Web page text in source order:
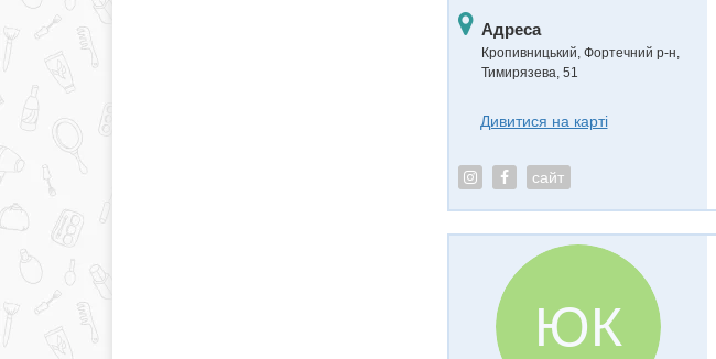
Адреса
Кропивницький, Фортечний р-н
Тимирязева, 51
Дивитися на карті
сайт
ЮК